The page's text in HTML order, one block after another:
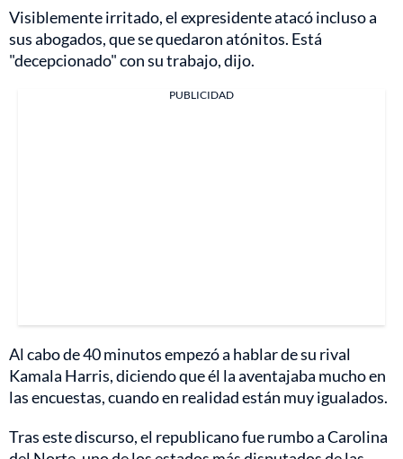
Visiblemente irritado, el expresidente atacó incluso a
sus abogados, que se quedaron atónitos. Está
"decepcionado" con su trabajo, dijo.
PUBLICIDAD
Al cabo de 40 minutos empezó a hablar de su rival
Kamala Harris, diciendo que él la aventajaba mucho en
las encuestas, cuando en realidad están muy igualados.
Tras este discurso, el republicano fue rumbo a Carolina